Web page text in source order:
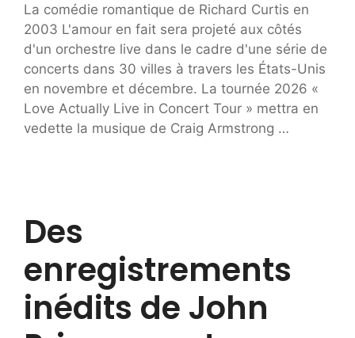
La comédie romantique de Richard Curtis en
2003 L'amour en fait sera projeté aux côtés
d'un orchestre live dans le cadre d'une série de
concerts dans 30 villes à travers les États-Unis
en novembre et décembre. La tournée 2026 «
Love Actually Live in Concert Tour » mettra en
vedette la musique de Craig Armstrong …
Des
enregistrements
inédits de John